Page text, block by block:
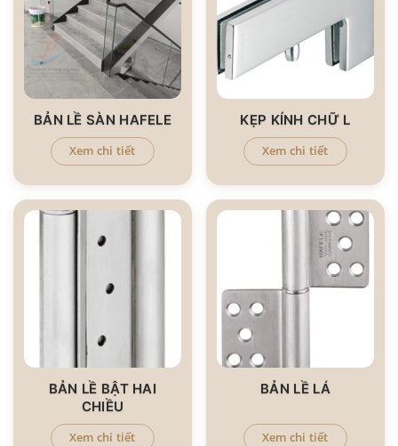
BẢN LỀ SÀN HAFELE
Xem chi tiết
KẸP KÍNH CHỮ L
Xem chi tiết
BẢN LỀ BẬT HAI
CHIỀU
Xem chi tiết
BẢN LỀ LÁ
Xem chi tiết